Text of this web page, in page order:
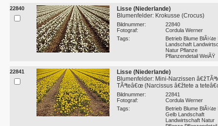
22840
Lisse (Niederlande)
Blumenfelder: Krokusse (Crocus)
Bildnummer:
22840
Fotograf:
Cordula Werner
Tags:
Betrieb Blume BlÃ¼te
Landschaft
Natur Pflanze
Pflanzendetail WeiÃŸ
22841
Lisse (Niederlande)
Blumenfelder: Mini-Narzissen
TÃªteâ€œ (Narcissus â€žtete a
Bildnummer:
22841
Fotograf:
Cordula Werner
Tags:
Betrieb Blume BlÃ¼te
Gelb Landschaft
Landwirtschaft Natur